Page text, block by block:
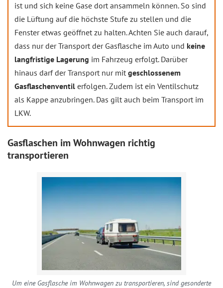
ist und sich keine Gase dort ansammeln können. So sind
die Lüftung auf die höchste Stufe zu stellen und die
Fenster etwas geöffnet zu halten. Achten Sie auch darauf,
dass nur der Transport der Gasflasche im Auto und keine
langfristige Lagerung im Fahrzeug erfolgt. Darüber
hinaus darf der Transport nur mit geschlossenem
Gasflaschenventil erfolgen. Zudem ist ein Ventilschutz
als Kappe anzubringen. Das gilt auch beim Transport im
LKW.
Gasflaschen im Wohnwagen richtig
transportieren
Um eine Gasflasche im Wohnwagen zu transportieren, sind gesonderte